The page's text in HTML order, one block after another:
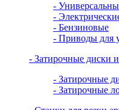
-
-
- Бензиновые
- Приводы для
- Затирочные диски
- Затирочные
- Затирочные